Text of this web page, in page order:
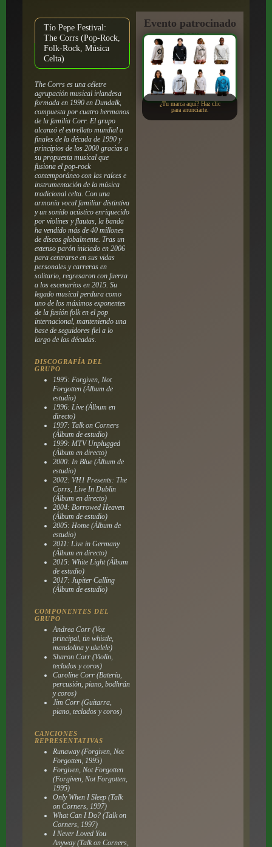
Tío Pepe Festival:
The Corrs (Pop-Rock,
Folk-Rock, Música
Celta)
The Corrs es una céletre
agrupación musical irlandesa
formada en 1990 en Dundalk,
compuesta por cuatro hermanos
de la familia Corr. El grupo
alcanzó el estrellato mundial a
finales de la década de 1990 y
principios de los 2000 gracias a
su propuesta musical que
fusiona el pop-rock
contemporáneo con las raíces e
instrumentación de la música
tradicional celta. Con una
armonía vocal familiar distintiva
y un sonido acústico enriquecido
por violines y flautas, la banda
ha vendido más de 40 millones
de discos globalmente. Tras un
extenso parón iniciado en 2006
para centrarse en sus vidas
personales y carreras en
solitario, regresaron con fuerza
a los escenarios en 2015. Su
legado musical perdura como
uno de los máximos exponentes
de la fusión folk en el pop
internacional, manteniendo una
base de seguidores fiel a lo
largo de las décadas.
DISCOGRAFÍA DEL
GRUPO
1995: Forgiven, Not
Forgotten (Álbum de
estudio)
1996: Live (Álbum en
directo)
1997: Talk on Corners
(Álbum de estudio)
1999: MTV Unplugged
(Álbum en directo)
2000: In Blue (Álbum de
estudio)
2002: VH1 Presents: The
Corrs, Live In Dublin
(Álbum en directo)
2004: Borrowed Heaven
(Álbum de estudio)
2005: Home (Álbum de
estudio)
2011: Live in Germany
(Álbum en directo)
2015: White Light (Álbum
de estudio)
2017: Jupiter Calling
(Álbum de estudio)
COMPONENTES DEL
GRUPO
Andrea Corr (Voz
principal, tin whistle,
mandolina y ukelele)
Sharon Corr (Violín,
teclados y coros)
Caroline Corr (Batería,
percusión, piano, bodhrán
y coros)
Jim Corr (Guitarra,
piano, teclados y coros)
CANCIONES
REPRESENTATIVAS
Runaway (Forgiven, Not
Forgotten, 1995)
Forgiven, Not Forgotten
(Forgiven, Not Forgotten,
1995)
Only When I Sleep (Talk
on Corners, 1997)
What Can I Do? (Talk on
Corners, 1997)
I Never Loved You
Anyway (Talk on Corners,
Evento patrocinado
por:
¿Tu marca aquí? Haz clic
para anunciarte.